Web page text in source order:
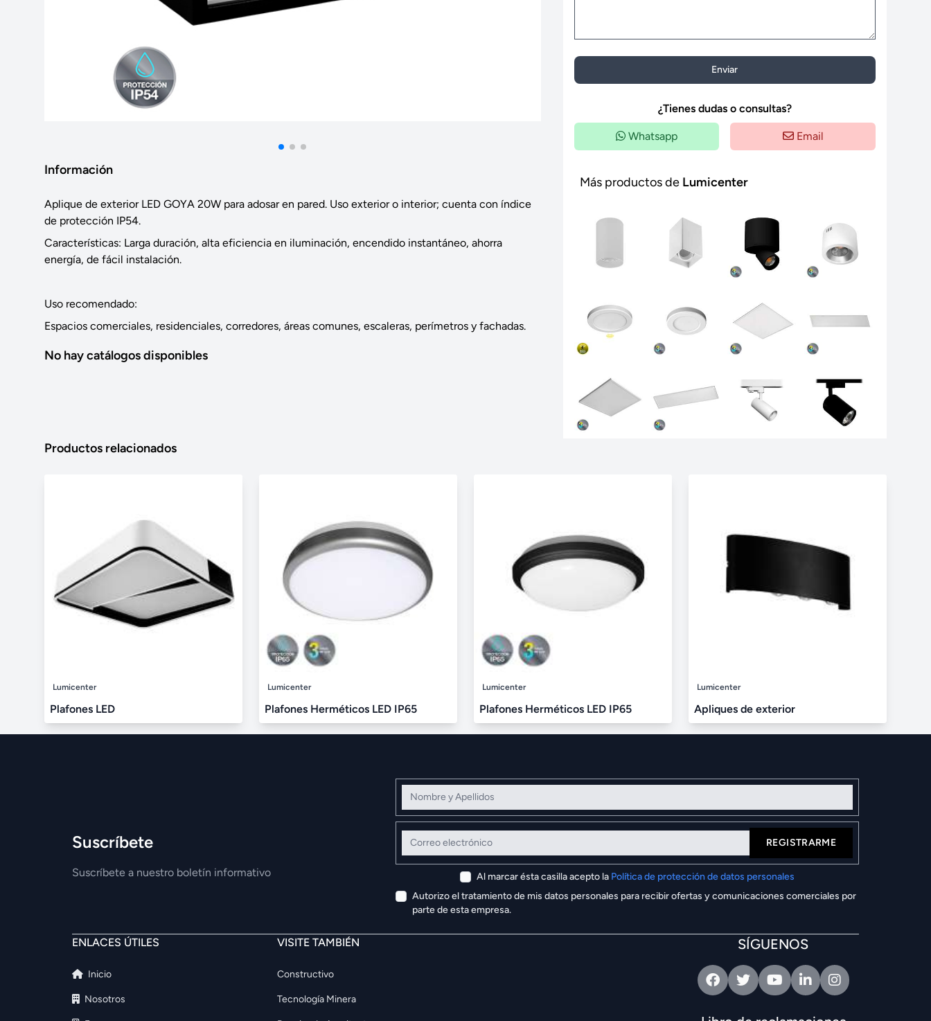
Información
Aplique de exterior LED GOYA 20W para adosar en pared. Uso exterior o interior; cuenta con índice
de protección IP54.
Características: Larga duración, alta eficiencia en iluminación, encendido instantáneo, ahorra
energía, de fácil instalación.
Uso recomendado:
Espacios comerciales, residenciales, corredores, áreas comunes, escaleras, perímetros y fachadas.
No hay catálogos disponibles
Enviar
¿Tienes dudas o consultas?
Whatsapp Email
Más productos de Lumicenter
Productos relacionados
Lumicenter
Plafones LED
Lumicenter
Plafones Herméticos LED IP65
Lumicenter
Plafones Herméticos LED IP65
Lumicenter
Apliques de exterior
Suscríbete
Suscríbete a nuestro boletín informativo
Nombre y Apellidos
Correo electrónico
REGISTRARME
Al marcar ésta casilla acepto la Política de protección de datos personales
Autorizo el tratamiento de mis datos personales para recibir ofertas y comunicaciones comerciales por
parte de esta empresa.
ENLACES ÚTILES
Inicio
Nosotros
VISITE TAMBIÉN
Constructivo
Tecnología Minera
SÍGUENOS
FacebookTwitterYoutubeLinkedinIntagram